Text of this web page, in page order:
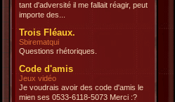
tant d'adversité il me fallait réagir, peut
importe des...
Trois Fléaux.
Sbirematqui
Questions rhétoriques.
Code d'amis
Jeux vidéo
Je voudrais avoir des code d'amis le
mien ses 0533-6118-5073 Merci :?